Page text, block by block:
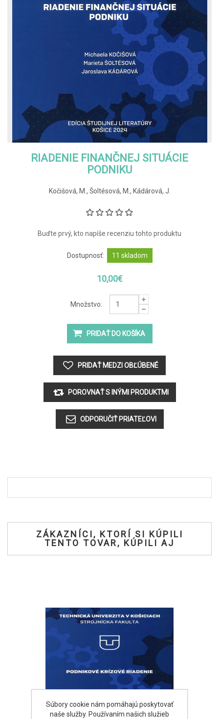
RIADENIE FINANČNEJ SITUÁCIE
PODNIKU
Kočišová, M., Šoltésová, M., Kádárová, J.
Buďte prvý, kto napíše recenziu tohto produktu
Dostupnosť: 11 skladom
10,00€
Množstvo:
ZÁKAZNÍCI, KTORÍ SI KÚPILI
TENTO TOVAR, KÚPILI AJ
Súbory cookie nám pomáhajú poskytovať
naše služby. Používaním našich služieb